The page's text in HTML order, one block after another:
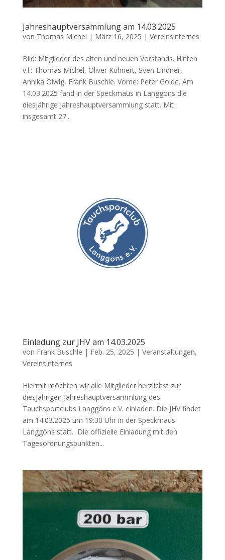
Jahreshauptversammlung am 14.03.2025
von Thomas Michel | März 16, 2025 | Vereinsinternes
Bild: Mitglieder des alten und neuen Vorstands. Hinten
v.l.: Thomas Michel, Oliver Kuhnert, Sven Lindner,
Annika Olwig, Frank Buschle. Vorne: Peter Golde. Am
14.03.2025 fand in der Speckmaus in Langgöns die
diesjährige Jahreshauptversammlung statt. Mit
insgesamt 27...
Einladung zur JHV am 14.03.2025
von Frank Buschle | Feb. 25, 2025 | Veranstaltungen,
Vereinsinternes
Hiermit möchten wir alle Mitglieder herzlichst zur
diesjährigen Jahreshauptversammlung des
Tauchsportclubs Langgöns e.V. einladen. Die JHV findet
am 14.03.2025 um 19:30 Uhr in der Speckmaus
Langgöns statt. Die offizielle Einladung mit den
Tagesordnungspunkten...